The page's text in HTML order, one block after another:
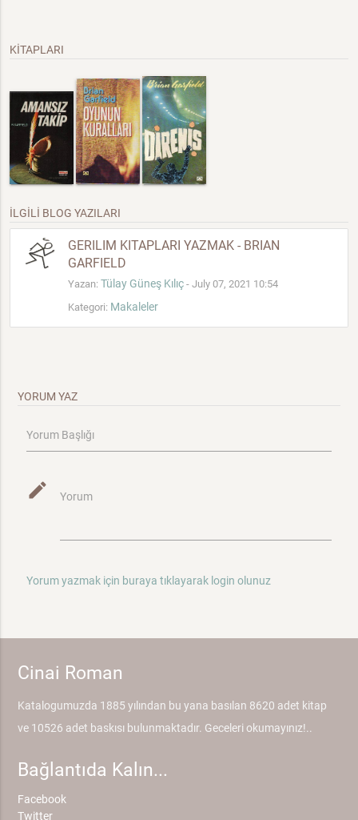
KİTAPLARI
İLGİLİ BLOG YAZILARI
GERILIM KITAPLARI YAZMAK - BRIAN
GARFIELD
Yazan: Tülay Güneş Kılıç - July 07, 2021 10:54
Kategori: Makaleler
YORUM YAZ
Yorum Başlığı
mode_edit Yorum
Yorum yazmak için buraya tıklayarak login olunuz
Cinai Roman
Katalogumuzda 1885 yılından bu yana basılan 8620 adet kitap
ve 10526 adet baskısı bulunmaktadır. Geceleri okumayınız!..
Bağlantıda Kalın...
Facebook
Twitter